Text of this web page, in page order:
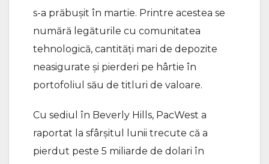
s-a prăbuşit în martie. Printre acestea se
numără legăturile cu comunitatea
tehnologică, cantităţi mari de depozite
neasigurate şi pierderi pe hârtie în
portofoliul său de titluri de valoare.
Cu sediul în Beverly Hills, PacWest a
raportat la sfârşitul lunii trecute că a
pierdut peste 5 miliarde de dolari în